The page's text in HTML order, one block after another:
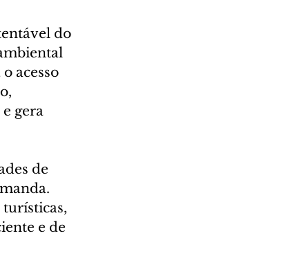
do
acesso
gera
de
e de